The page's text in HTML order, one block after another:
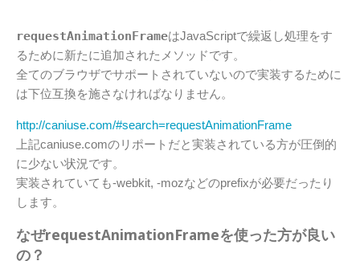
requestAnimationFrameはJavaScriptで繰返し処理をす
るために新たに追加されたメソッドです。
全てのブラウザでサポートされていないので実装するために
は下位互換を施さなければなりません。
http://caniuse.com/#search=requestAnimationFrame
上記caniuse.comのリポートだと実装されている方が圧倒的
に少ない状況です。
実装されていても-webkit, -mozなどのprefixが必要だったり
します。
なぜrequestAnimationFrameを使った方が良い
の？